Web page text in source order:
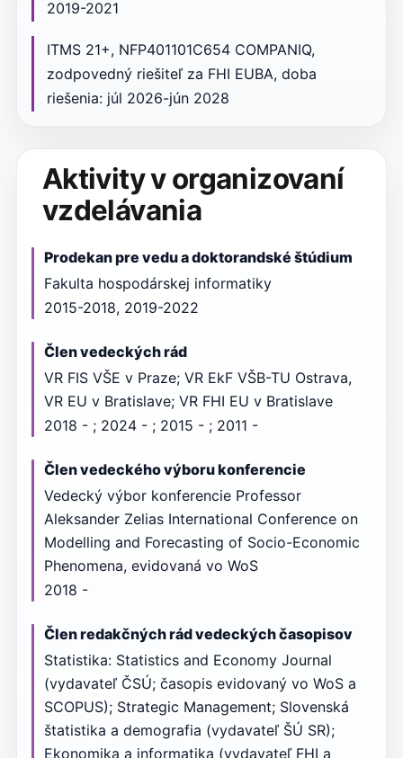
2019-2021
ITMS 21+, NFP401101C654 COMPANIQ,
zodpovedný riešiteľ za FHI EUBA, doba
riešenia: júl 2026-jún 2028
Aktivity v organizovaní
vzdelávania
Prodekan pre vedu a doktorandské štúdium
Fakulta hospodárskej informatiky
2015-2018, 2019-2022
Člen vedeckých rád
VR FIS VŠE v Praze; VR EkF VŠB-TU Ostrava,
VR EU v Bratislave; VR FHI EU v Bratislave
2018 - ; 2024 - ; 2015 - ; 2011 -
Člen vedeckého výboru konferencie
Vedecký výbor konferencie Professor
Aleksander Zelias International Conference on
Modelling and Forecasting of Socio-Economic
Phenomena, evidovaná vo WoS
2018 -
Člen redakčných rád vedeckých časopisov
Statistika: Statistics and Economy Journal
(vydavateľ ČSÚ; časopis evidovaný vo WoS a
SCOPUS); Strategic Management; Slovenská
štatistika a demografia (vydavateľ ŠÚ SR);
Ekonomika a informatika (vydavateľ FHI a